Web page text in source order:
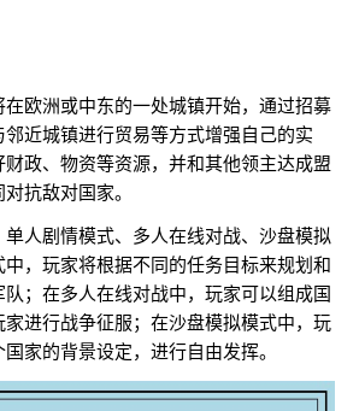
欧洲或中东的一处城镇开始，通过招募
近城镇进行贸易等方式增强自己的实
政、物资等资源，并和其他领主达成盟
抗敌对国家。
人剧情模式、多人在线对战、沙盘模拟
，玩家将根据不同的任务目标来规划和
；在多人在线对战中，玩家可以组成国
进行战争征服；在沙盘模拟模式中，玩
家的背景设定，进行自由发挥。